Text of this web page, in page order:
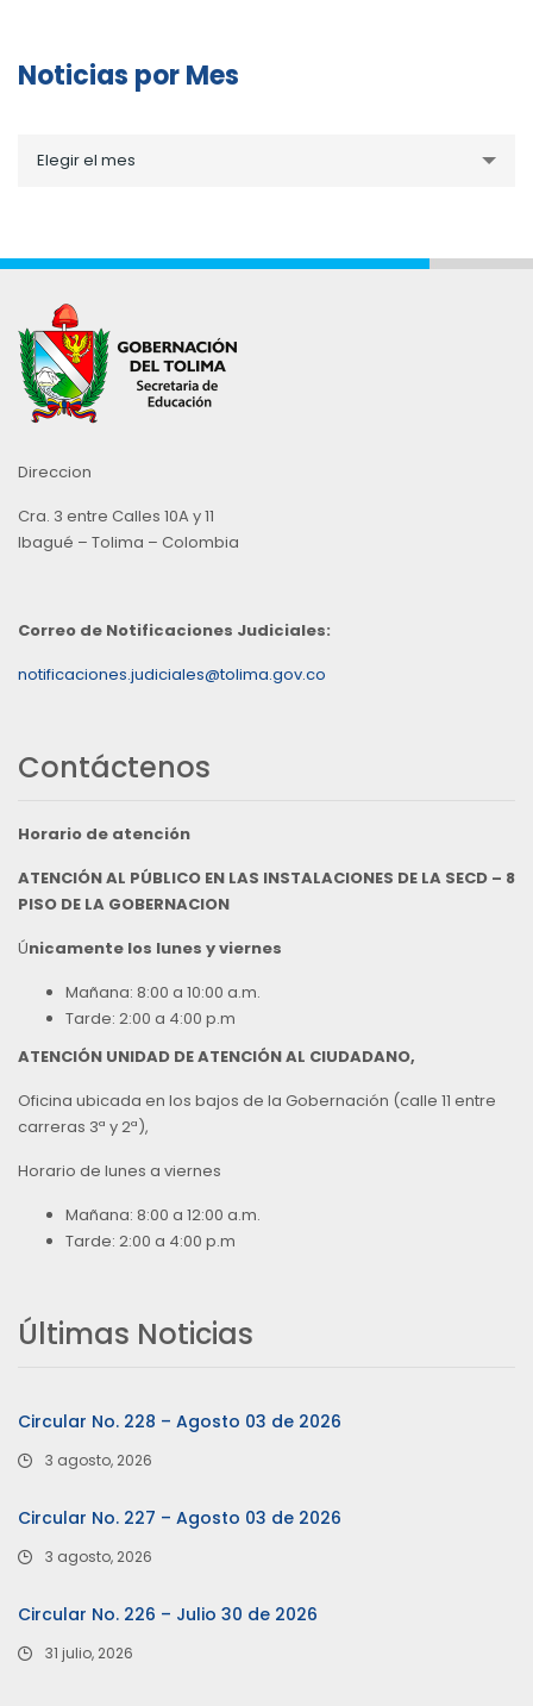
Noticias por Mes
porElegir el mes
Direccion
Cra. 3 entre Calles 10A y 11
Ibagué – Tolima – Colombia
Correo de Notificaciones Judiciales:
notificaciones.judiciales@tolima.gov.co
Contáctenos
Horario de atención
ATENCIÓN AL PÚBLICO EN LAS INSTALACIONES DE LA SECD – 8
PISO DE LA GOBERNACION
Únicamente los lunes y viernes
Mañana: 8:00 a 10:00 a.m.
Tarde: 2:00 a 4:00 p.m
ATENCIÓN UNIDAD DE ATENCIÓN AL CIUDADANO,
Oficina ubicada en los bajos de la Gobernación (calle 11 entre
carreras 3ª y 2ª),
Horario de lunes a viernes
Mañana: 8:00 a 12:00 a.m.
Tarde: 2:00 a 4:00 p.m
Últimas Noticias
Circular No. 228 – Agosto 03 de 2026
3 agosto, 2026
Circular No. 227 – Agosto 03 de 2026
3 agosto, 2026
Circular No. 226 – Julio 30 de 2026
31 julio, 2026